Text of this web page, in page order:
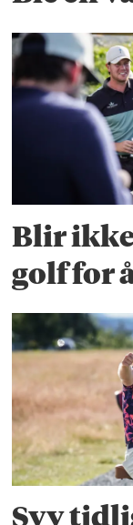
Blir ikke
golf for
Syv